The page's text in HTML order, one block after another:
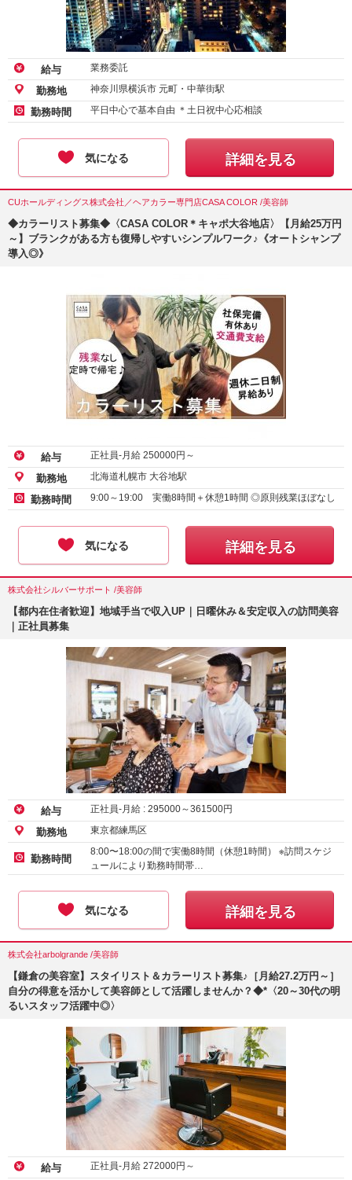
給与 業務委託
勤務地 神奈川県横浜市 元町・中華街駅
勤務時間 平日中心で基本自由 ＊土日祝中心応相談
気になる 詳細を見る
CUホールディングス株式会社／ヘアカラー専門店CASA COLOR /美容師
◆カラーリスト募集◆〈CASA COLOR＊キャポ大谷地店〉【月給25万円
～】ブランクがある方も復帰しやすいシンプルワーク♪《オートシャンプ
導入◎》
給与 正社員-月給 250000円～
勤務地 北海道札幌市 大谷地駅
勤務時間 9:00～19:00 実働8時間＋休憩1時間 ◎原則残業ほぼなし
気になる 詳細を見る
株式会社シルバーサポート /美容師
【都内在住者歓迎】地域手当で収入UP｜日曜休み＆安定収入の訪問美容
｜正社員募集
給与 正社員-月給 : 295000～361500円
勤務地 東京都練馬区
勤務時間
8:00〜18:00の間で実働8時間（休憩1時間） ※訪問スケジ
ュールにより勤務時間帯…
気になる 詳細を見る
株式会社arbolgrande /美容師
【鎌倉の美容室】スタイリスト＆カラーリスト募集♪［月給27.2万円～］
自分の得意を活かして美容師として活躍しませんか？◆*〈20～30代の明
るいスタッフ活躍中◎〉
給与 正社員-月給 272000円～